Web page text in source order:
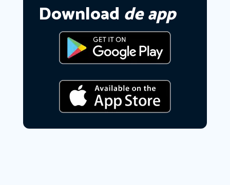
Download de app